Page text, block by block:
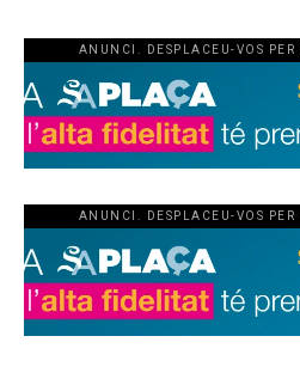
ANUNCI. DESPLACEU-VOS
ANUNCI. DESPLACEU-VOS